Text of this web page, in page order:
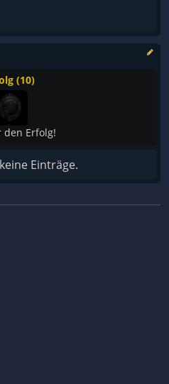
(10)
den Erfolg!
Einträge.